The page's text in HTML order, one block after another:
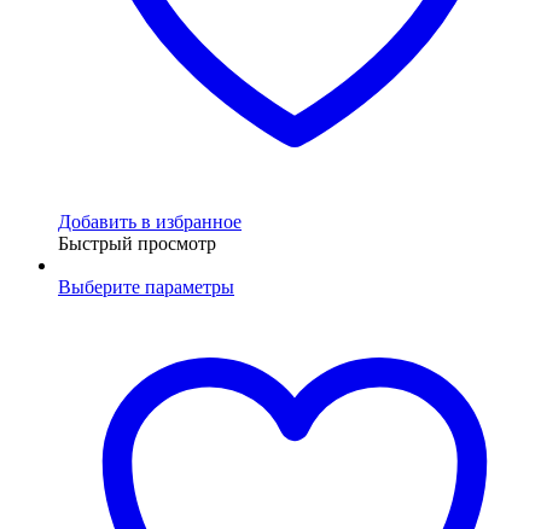
Добавить в избранное
Быстрый просмотр
Выберите параметры